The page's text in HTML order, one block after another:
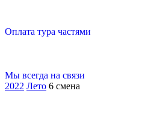
Оплата тура частями
Мы всегда на связи
2022 Лето 6 смена